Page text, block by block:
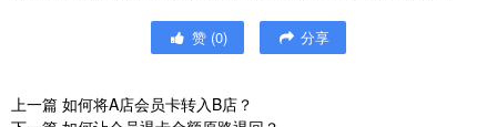
赞 (0) 分享
上一篇 如何将A店会员卡转入B店？